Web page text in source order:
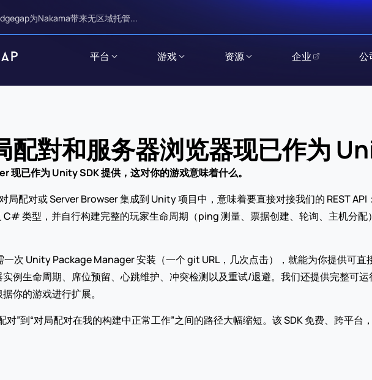
为Nakama带来无区域托管...
平台 游戏 资源 企业 公
配對和服务器浏览器现已作为
现已作为 Unity SDK 提供，这对你的游戏意味着什么。
局配对或 Server Browser 集成到 Unity 项目中，意味着要直接对接我们的 REST
C# 类型，并自行构建完整的玩家生命周期（ping 测量、票据创建、轮询、主机分
一次 Unity Package Manager 安装（一个 git URL，几次点击），就能为你提供可
例生命周期、席位预留、心跳维护、冲突检测以及重试/退避。我们还提供完整可
你的游戏进行扩展。
对”到“对局配对在我的构建中正常工作”之间的路径大幅缩短。该 SDK 免费、跨平